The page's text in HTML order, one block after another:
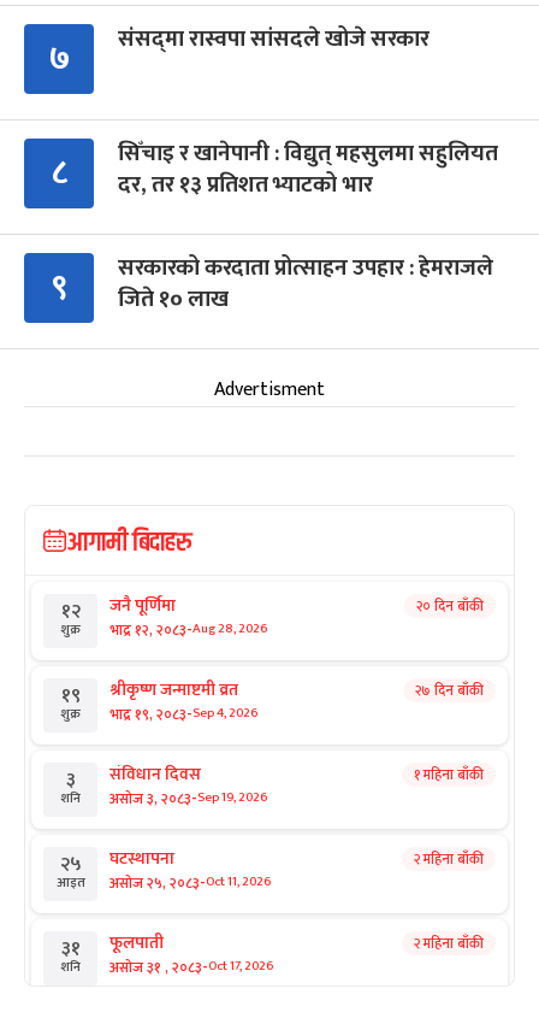
७ संसद्‍मा रास्वपा सांसदले खोजे सरकार
८
सिँचाइ र खानेपानी : विद्युत् महसुलमा सहुलियत
दर, तर १३ प्रतिशत भ्याटको भार
९
सरकारको करदाता प्रोत्साहन उपहार : हेमराजले
जिते १० लाख
Advertisment
आगामी बिदाहरु
१२
शुक्र
जनै पूर्णिमा
भाद्र १२, २०८३-Aug 28, 2026
२० दिन बाँकी
१९
शुक्र
श्रीकृष्ण जन्माष्टमी व्रत
भाद्र १९, २०८३-Sep 4, 2026
२७ दिन बाँकी
३
शनि
संविधान दिवस
असोज ३, २०८३-Sep 19, 2026
१ महिना बाँकी
२५
आइत
घटस्थापना
असोज २५, २०८३-Oct 11, 2026
२ महिना बाँकी
३१
शनि
फूलपाती
असोज ३१ , २०८३-Oct 17, 2026
२ महिना बाँकी